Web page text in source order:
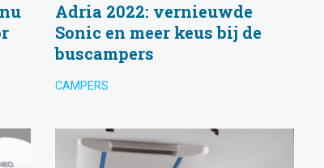
Adria 2022: vernieuwde
Sonic en meer keus bij de
buscampers
CAMPERS